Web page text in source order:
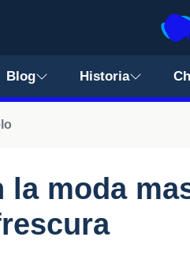
Blog Historia
la moda